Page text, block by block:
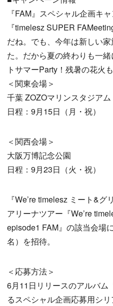
『FAM』スペシャル企画キ
『timelesz SUPER
だね。でも、今年は新しい
た。だから夏の終わりも一
トサマーParty！残暑の花火
＜関東会場＞
千葉 ZOZOマリンスタジアム
日程：9月15日（月・祝）
＜関西会場＞
大阪万博記念公園
日程：9月23日（火・祝）
『We’re timelesz ミート&グ
アリーナツアー『We’re
episode1 FAM』の該当会場
名）を招待。
＜応募方法＞
6月11日リリースのアルバム
るスペシャル企画応募用シ